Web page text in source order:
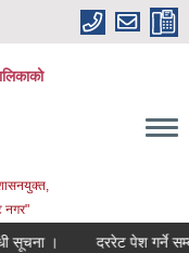
नगर"
। दररेट पेश गर्ने सम्बन्धमा ।